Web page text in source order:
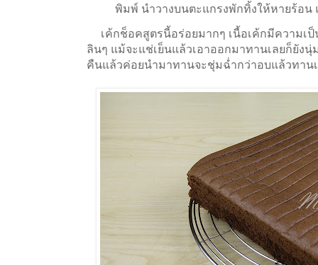
พิมพ์ นำวางบนตะแกรงพักทิ้งให้หายร้อน
เค้กช็อคสูตรนี้อร่อยมากๆ เนื้อเค้กมีความเป็
ลินๆ แม้จะแช่เย็นแล้วเอาออกมาทานเลยก็ยังนุ่
คืนแล้วค่อยนำมาทานจะชุ่มฉ่ำกว่าอบแล้วทาน